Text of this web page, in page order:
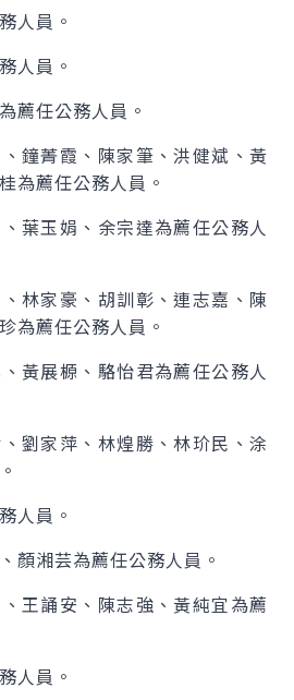
人員。
人員。
薦任公務人員。
鐘菁霞、陳家筆、洪健斌、黃
為薦任公務人員。
葉玉娟、余宗達為薦任公務人
林家豪、胡訓彰、連志嘉、陳
為薦任公務人員。
黃展榞、駱怡君為薦任公務人
劉家萍、林煌勝、林玠民、涂
人員。
顏湘芸為薦任公務人員。
王誦安、陳志強、黃純宜為薦
人員。